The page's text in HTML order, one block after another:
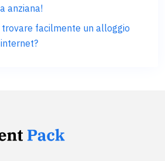
anziana!
trovare facilmente un alloggio